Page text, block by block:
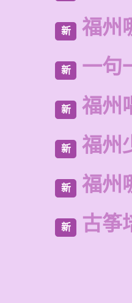
新 福州
新 一句
新 福州
新 福州
新 福州
新 古筝